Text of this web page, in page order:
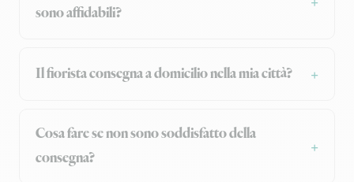
sono affidabili?
Il fiorista consegna a domicilio nella mia città?
Cosa fare se non sono soddisfatto della
consegna?